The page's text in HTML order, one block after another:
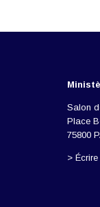
Salon
Place
75800
>